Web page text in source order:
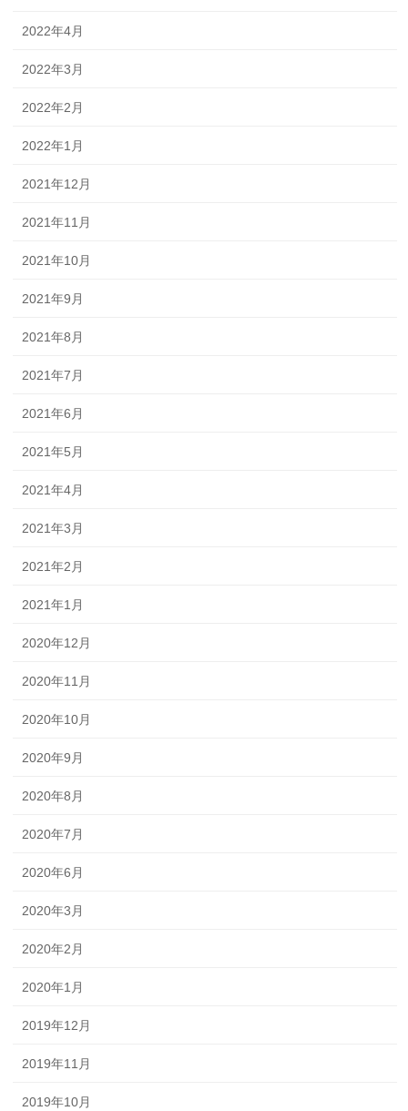
2022年4月
2022年3月
2022年2月
2022年1月
2021年12月
2021年11月
2021年10月
2021年9月
2021年8月
2021年7月
2021年6月
2021年5月
2021年4月
2021年3月
2021年2月
2021年1月
2020年12月
2020年11月
2020年10月
2020年9月
2020年8月
2020年7月
2020年6月
2020年3月
2020年2月
2020年1月
2019年12月
2019年11月
2019年10月